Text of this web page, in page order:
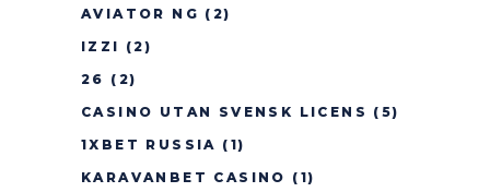
AVIATOR NG (2)
IZZI (2)
26 (2)
CASINO UTAN SVENSK LICENS (5)
1XBET RUSSIA (1)
KARAVANBET CASINO (1)